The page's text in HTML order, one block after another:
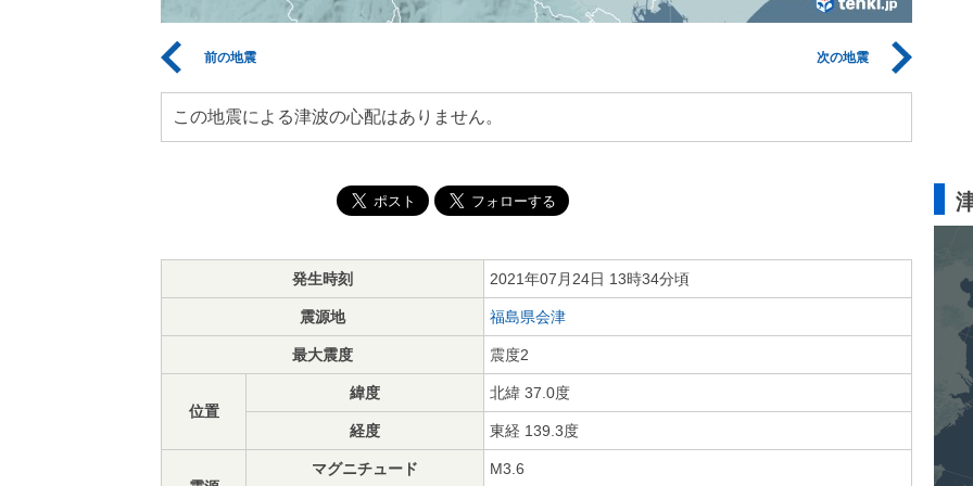
前の地震 次の地震
この地震による津波の心配はありません。
発生時刻 2021年07月24日 13時34分頃
震源地 福島県会津
最大震度 震度2
位置
緯度 北緯 37.0度
経度 東経 139.3度
マグニチュード M3.6